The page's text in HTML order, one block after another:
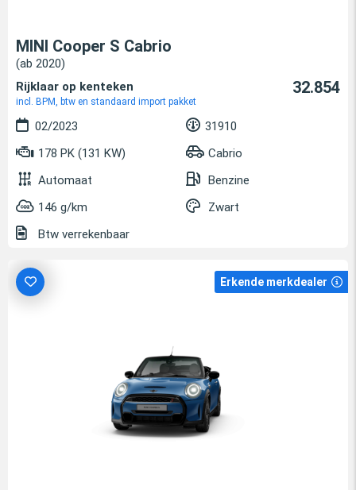
MINI Cooper S Cabrio
(ab 2020)
Rijklaar op kenteken
incl. BPM, btw en standaard import pakket
32.854
02/2023
31910
178 PK (131 KW)
Cabrio
Automaat
Benzine
146 g/km
Zwart
Btw verrekenbaar
Erkende merkdealer